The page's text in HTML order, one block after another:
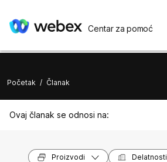
Centar za pomoć
Početak / Članak
Ovaj članak se odnosi na:
Proizvodi Delatnosti